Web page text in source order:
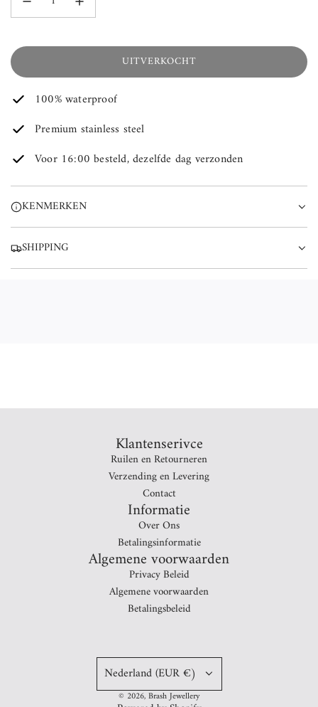
UITVERKOCHT
L
.
100% waterproof
Premium stainless steel
Voor 16:00 besteld, dezelfde dag verzonden
KENMERKEN
SHIPPING
Klantenserivce
Ruilen en Retourneren
Verzending en Levering
Contact
Informatie
Over Ons
Betalingsinformatie
Algemene voorwaarden
Privacy Beleid
Algemene voorwaarden
Betalingsbeleid
Nederland (EUR €)
© 2026, Brash Jewellery